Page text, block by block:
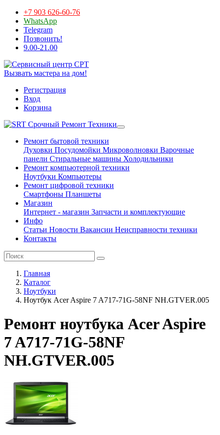
+7 903 626-60-76
WhatsApp
Telegram
Позвонить!
9.00-21.00
Вызвать мастера на дом!
Регистрация
Вход
Корзина
Срочный Ремонт Техники
Ремонт бытовой техники
Духовки Посудомойки Микроволновки Варочные
панели Стиральные машины Холодильники
Ремонт компьютерной техники
Ноутбуки Компьютеры
Ремонт цифровой техники
Смартфоны Планшеты
Магазин
Интернет - магазин Запчасти и комплектующие
Инфо
Статьи Новости Вакансии Неисправности техники
Контакты
Главная
Каталог
Ноутбуки
Ноутбук Acer Aspire 7 A717-71G-58NF NH.GTVER.005
Ремонт ноутбука Acer Aspire
7 A717-71G-58NF
NH.GTVER.005